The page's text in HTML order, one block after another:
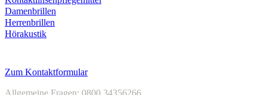
Damenbrillen
Herrenbrillen
Hörakustik
Zum Kontaktformular
Allgemeine Fragen: 0800 34356266